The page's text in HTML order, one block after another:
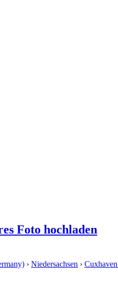
Foto hochladen
› Niedersachsen ›